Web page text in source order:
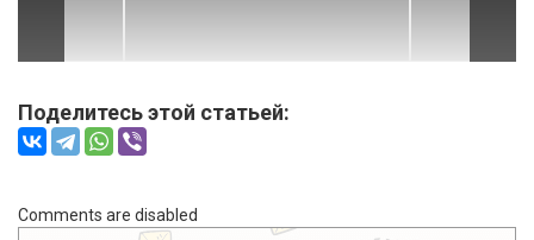
Поделитесь этой статьей:
Comments are disabled